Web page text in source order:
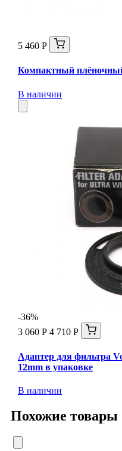
5 460 Р
Компактный
В наличии
-36%
3 060 Р 4 710 Р
Адаптер для фильтра
12mm в упаковке
В наличии
Похожие товары